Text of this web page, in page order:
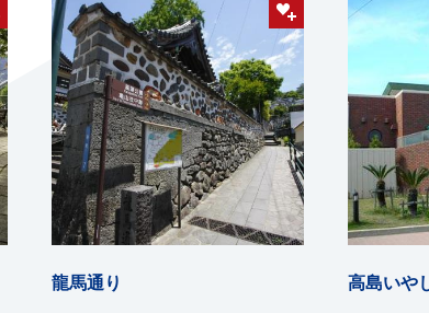
龍馬通り 高島いや